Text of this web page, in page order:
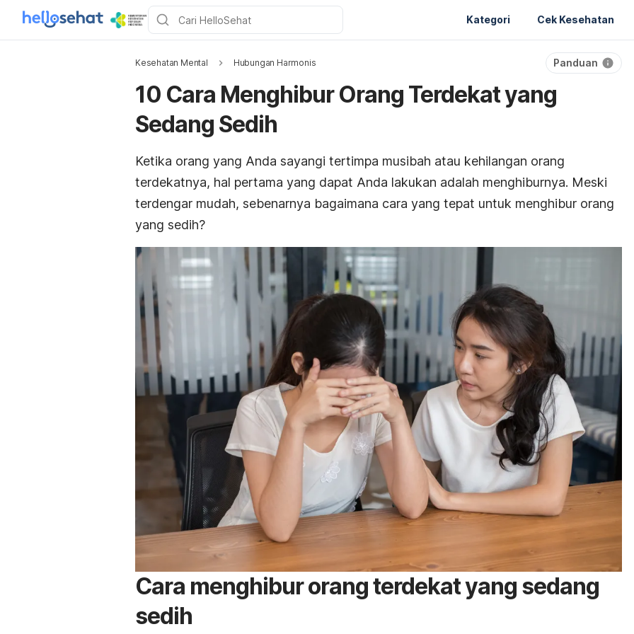
Kategori Cek Kesehatan
Kesehatan Mental Hubungan Harmonis Panduan
10 Cara Menghibur Orang Terdekat yang
Sedang Sedih
Ketika orang yang Anda sayangi tertimpa musibah atau kehilangan orang
terdekatnya, hal pertama yang dapat Anda lakukan adalah menghiburnya. Meski
terdengar mudah, sebenarnya bagaimana cara yang tepat untuk menghibur orang
yang sedih?
Cara menghibur orang terdekat yang sedang
sedih